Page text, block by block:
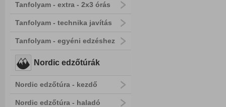
Tanfolyam - extra - 2x3 órás
Tanfolyam - technika javítás
Tanfolyam - egyéni edzéshez
Nordic edzőtúrák
Nordic edzőtúra - kezdő
Nordic edzőtúra - haladó